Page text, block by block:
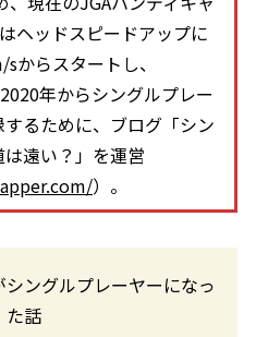
ヘッドスピードアップに
からスタートし、
年からシングルプレー
るために、ブログ「シン
遠い？」を運営
）。
ングルプレーヤーになっ
た話